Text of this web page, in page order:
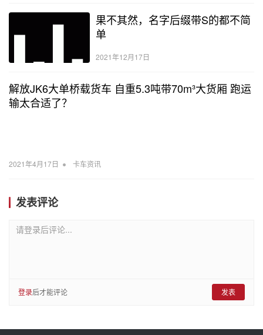
果不其然，名字后缀带S的都不简
单
2021年12月17日
解放JK6大单桥载货车 自重5.3吨带70m³大货厢 跑运
输太合适了？
2021年4月17日 • 卡车资讯
发表评论
请登录后评论...
登录后才能评论 发表